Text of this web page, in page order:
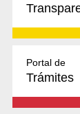
Portal de
Trámites